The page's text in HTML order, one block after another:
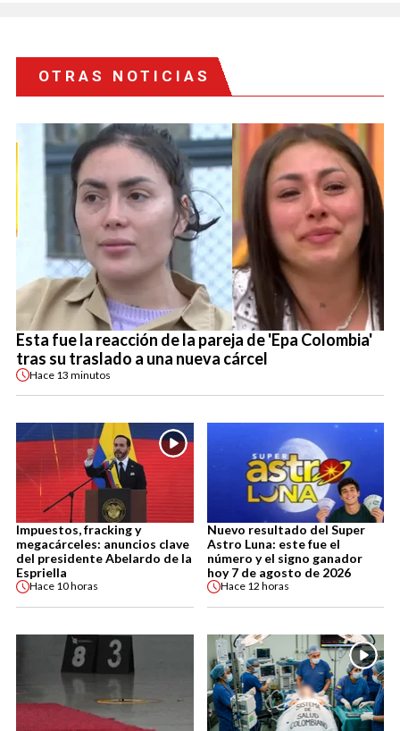
OTRAS NOTICIAS
Esta fue la reacción de la pareja de 'Epa Colombia'
tras su traslado a una nueva cárcel
Hace 13 minutos
Impuestos, fracking y
megacárceles: anuncios clave
del presidente Abelardo de la
Espriella
Hace 10 horas
Nuevo resultado del Super
Astro Luna: este fue el
número y el signo ganador
hoy 7 de agosto de 2026
Hace 12 horas